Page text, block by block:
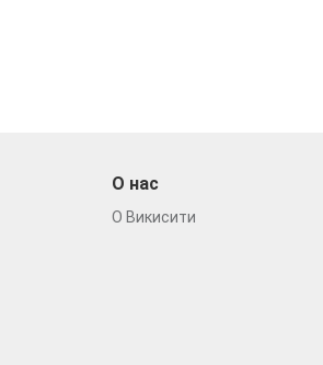
О нас
О Викисити